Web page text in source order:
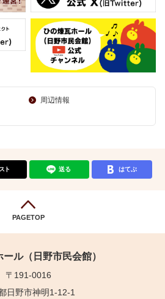
周辺情報
ト 送る はてぶ
PAGETOP
ル（日野市民会館）
〒191-0016
日野市神明1-12-1